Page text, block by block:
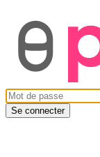
Se connecter